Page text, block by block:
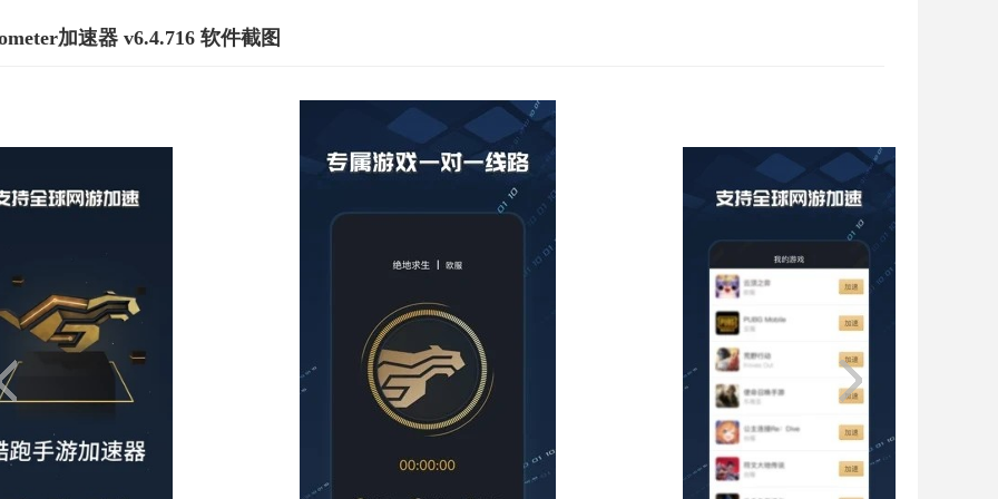
加速器 v6.4.716 软件截图